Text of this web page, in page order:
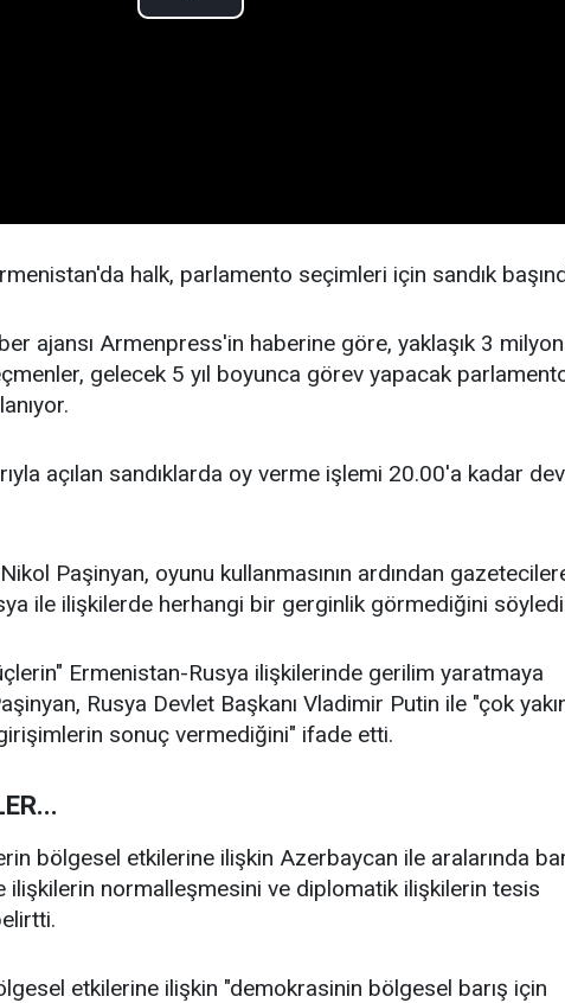
halk, parlamento seçimleri için sandık
ajansı Armenpress'in haberine göre, yaklaşık 3 milyon
gelecek 5 yıl boyunca görev yapacak
açılan sandıklarda oy verme işlemi 20.00'a kadar
Paşinyan, oyunu kullanmasının ardından
ile ilişkilerde herhangi bir gerginlik görmediğini
Ermenistan-Rusya ilişkilerinde gerilim yaratmaya
Rusya Devlet Başkanı Vladimir Putin ile "çok
sonuç vermediğini" ifade etti.
bölgesel etkilerine ilişkin Azerbaycan ile aralarında
ilişkilerin normalleşmesini ve diplomatik ilişkilerin tesis
etkilerine ilişkin "demokrasinin bölgesel barış için